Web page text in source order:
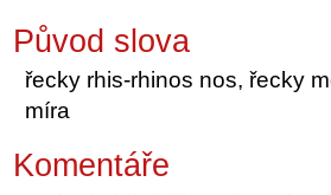
Původ slova
řecky rhis-rhinos nos, řecky
míra
Komentáře